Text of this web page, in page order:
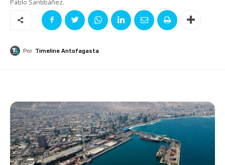
Pablo Santibáñez.
Por Timeline Antofagasta